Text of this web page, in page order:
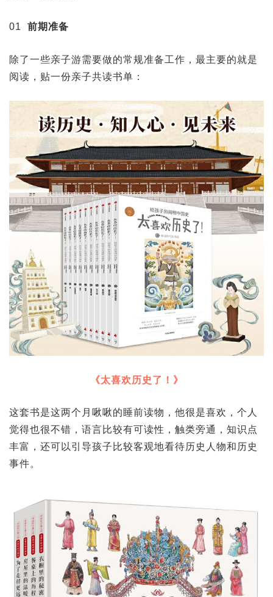
01 前期准备
除了一些亲子游需要做的常规准备工作，最主要的就是
阅读，贴一份亲子共读书单：
《太喜欢历史了！》
这套书是这两个月啾啾的睡前读物，他很是喜欢，个人
觉得也很不错，语言比较有可读性，触类旁通，知识点
丰富，还可以引导孩子比较客观地看待历史人物和历史
事件。